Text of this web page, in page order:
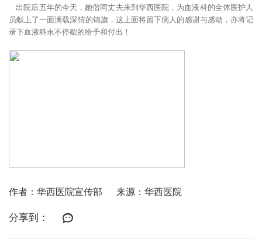
出院后五年的今天，她偕同丈夫来到华西医院，为血液科的全体医护人
员献上了一面满载深情的锦旗，这上面将留下病人的感谢与感动，亦将记
录下血液科永不停歇的给予和付出！
作者：华西医院宣传部 来源：华西医院
分享到：